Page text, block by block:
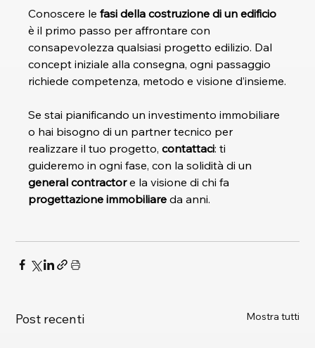
Conoscere le fasi della costruzione di un edificio
è il primo passo per affrontare con
consapevolezza qualsiasi progetto edilizio. Dal
concept iniziale alla consegna, ogni passaggio
richiede competenza, metodo e visione d’insieme.
Se stai pianificando un investimento immobiliare
o hai bisogno di un partner tecnico per
realizzare il tuo progetto, contattaci: ti
guideremo in ogni fase, con la solidità di un
general contractor e la visione di chi fa
progettazione immobiliare da anni.
Post recenti Mostra tutti